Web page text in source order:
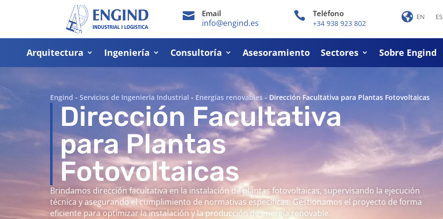
 Email
info@engind.es
 Teléfono
+34 938 923 802
EN ES
Arquitectura Ingeniería Consultoría Asesoramiento Sectores Sobre Engind
Engind - Servicios de Ingeniería Industrial - Energías renovables - Dirección Facultativa para Plantas Fotovoltaicas
Dirección Facultativa
para Plantas
Fotovoltaicas
Brindamos dirección facultativa en la instalación de plantas fotovoltaicas, supervisando la ejecución
técnica y asegurando el cumplimiento de normativas específicas. Gestionamos el proyecto de forma
eficiente para optimizar la instalación y la producción de energía renovable.